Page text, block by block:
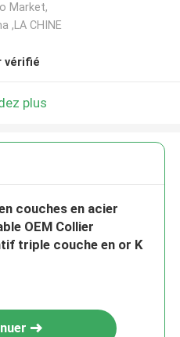
Market,
,LA CHINE
vérifié
plus
couches en acier
OEM Collier
triple couche en or K